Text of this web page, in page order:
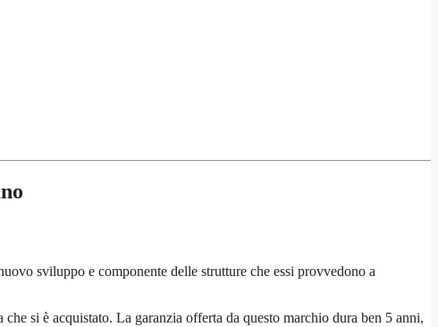
sviluppo e componente delle strutture che essi provvedono a
si è acquistato. La garanzia offerta da questo marchio dura ben 5 anni,